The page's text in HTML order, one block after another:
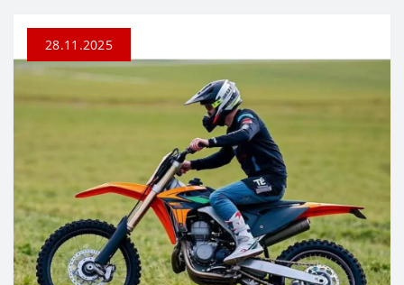
28.11.2025